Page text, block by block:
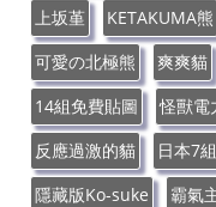
上坂堇
KETAKUMA熊
可愛の北極熊
爽爽貓
14組免費貼圖
怪獸電
反應過激的貓
日本7組
隱藏版Ko-suke
霸氣